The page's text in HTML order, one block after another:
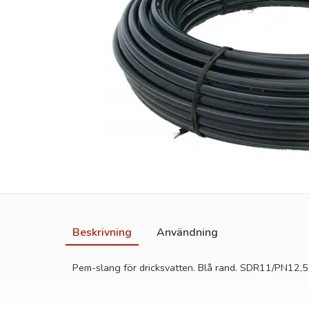
Beskrivning Användning
Pem-slang för dricksvatten. Blå rand. SDR11/